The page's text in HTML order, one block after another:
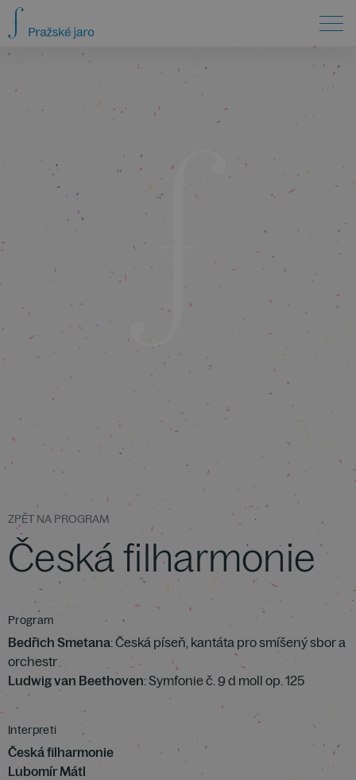
ZPĚT NA PROGRAM
Česká filharmonie
Program
Bedřich Smetana: Česká píseň, kantáta pro smíšený sbor a
orchestr
Ludwig van Beethoven: Symfonie č. 9 d moll op. 125
Interpreti
Česká filharmonie
Lubomír Mátl